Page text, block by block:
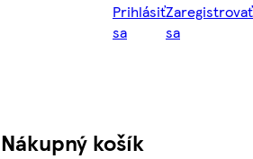
Prihlásiť
sa
Zaregistrovať
sa
Nákupný košík